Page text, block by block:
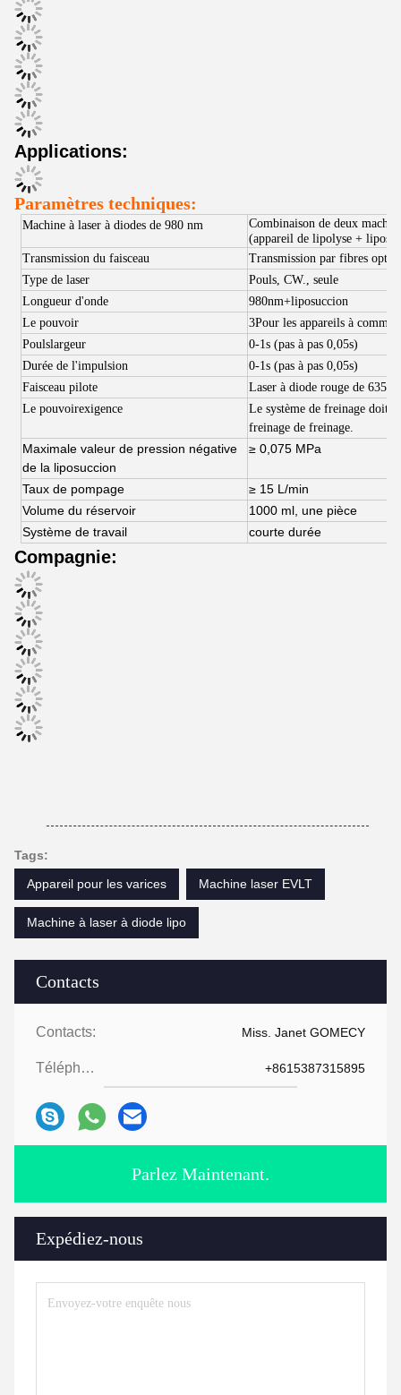
Contacts
Contacts: Miss. Janet GOMECY
Téléphone: +8615387315895
Parlez Maintenant.
Expédiez-nous
Applications:
Paramètres techniques:
Machine à laser à diodes de 980 nm
Combinaison de deux
(appareil de lipolyse +
Transmission du faisceau
Transmission par fibres
Type de laser
Pouls, CW., seule
Longueur d'onde
980nm+liposuccion
Le pouvoir
3Pour les appareils à
Poulslargeur
0-1s (pas à pas 0,05s)
Durée de l'impulsion
0-1s (pas à pas 0,05s)
Faisceau pilote
Laser à diode rouge de 635
Le pouvoirexigence
Le système de freinage doit
freinage de freinage.
Maximale valeur de pression négative
de la liposuccion
≥ 0,075 MPa
Taux de pompage
≥ 15 L/min
Volume du réservoir
1000 ml, une pièce
Système de travail
courte durée
Compagnie:
Tags:
Appareil pour les varices
Machine laser EVLT
Machine à laser à diode lipo